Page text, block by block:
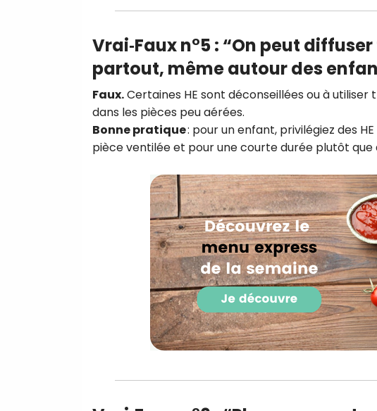
Vrai‑Faux n°5 : “On peut
partout, même autour des
Faux.Certaines HE sont déconseillées ou à
dans les pièces peu aérées.
Bonne pratique: pour un enfant, privilégiez des
pièce ventilée et pour une courte durée plutôt que